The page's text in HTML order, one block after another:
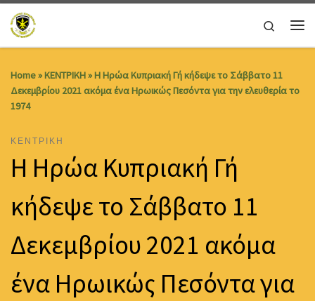
Skip to content
Search
Home»ΚΕΝΤΡΙΚΗ»Η Ηρώα Κυπριακή Γή κήδεψε το Σάββατο 11
Δεκεμβρίου 2021 ακόμα ένα Ηρωικώς Πεσόντα για την ελευθερία το
1974
ΚΕΝΤΡΙΚΗ
Η Ηρώα Κυπριακή Γή
κήδεψε το Σάββατο 11
Δεκεμβρίου 2021 ακόμα
ένα Ηρωικώς Πεσόντα για